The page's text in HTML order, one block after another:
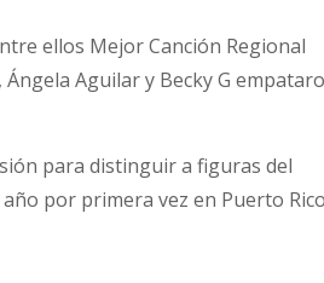
ellos Mejor Canción Regional
Aguilar y Becky G
para distinguir a figuras del
por primera vez en Puerto